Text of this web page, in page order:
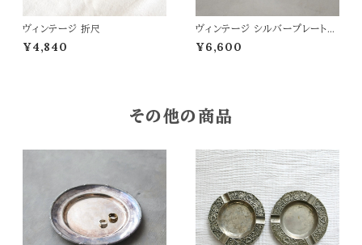
ヴィンテージ 折尺
¥4,840
ヴィンテージ シルバープレートの
キャンドルスタンド
¥6,600
その他の商品